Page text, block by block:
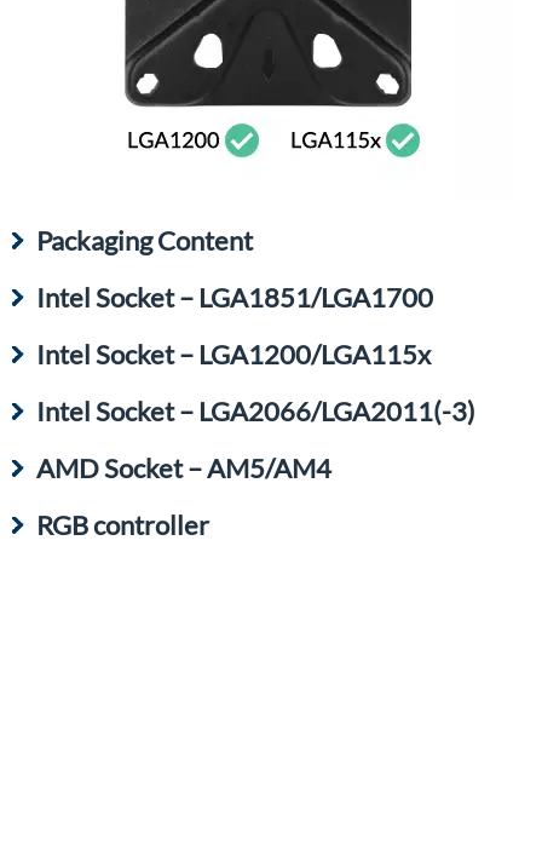
Packaging Content
Intel Socket – LGA1851/LGA1700
Intel Socket – LGA1200/LGA115x
Intel Socket – LGA2066/LGA2011(-3)
AMD Socket – AM5/AM4
RGB controller